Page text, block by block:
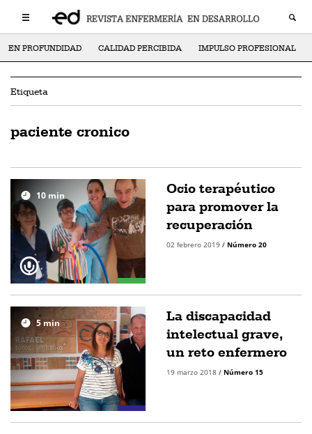
EN PROFUNDIDAD CALIDAD PERCIBIDA IMPULSO PROFESIONAL
Etiqueta
paciente cronico
10 min
Ocio terapéutico
para promover la
recuperación
02 febrero 2019 / Número 20
5min
La discapacidad
intelectual grave,
un reto enfermero
19 marzo 2018 / Número 15